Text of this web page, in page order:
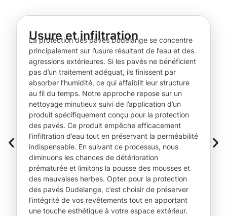
Usure et infiltration
La protection des pavés Dudelange se concentre
principalement sur l’usure résultant de l’eau et des
agressions extérieures. Si les pavés ne bénéficient
pas d’un traitement adéquat, ils finissent par
absorber l’humidité, ce qui affaiblit leur structure
au fil du temps. Notre approche repose sur un
nettoyage minutieux suivi de l’application d’un
produit spécifiquement conçu pour la protection
des pavés. Ce produit empêche efficacement
l’infiltration d’eau tout en préservant la perméabilité
indispensable. En suivant ce processus, nous
diminuons les chances de détérioration
prématurée et limitons la pousse des mousses et
des mauvaises herbes. Opter pour la protection
des pavés Dudelange, c’est choisir de préserver
l’intégrité de vos revêtements tout en apportant
une touche esthétique à votre espace extérieur.